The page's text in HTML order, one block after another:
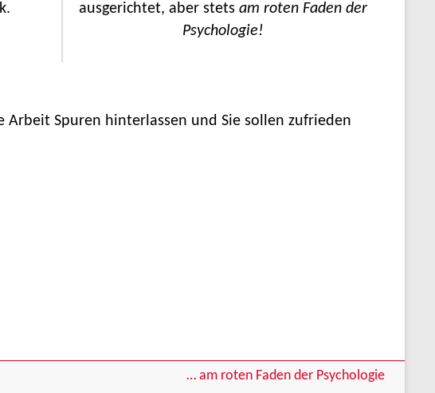
ausgerichtet, aber stets am roten Faden der
Psychologie!
Arbeit Spuren hinterlassen und Sie sollen zufrieden
… am roten Faden der Psychologie